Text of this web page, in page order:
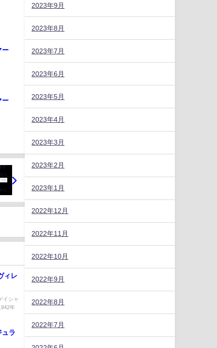
ー
ー
ィレ
イシャ
年
ュラ
2023年9月
2023年8月
2023年7月
2023年6月
2023年5月
2023年4月
2023年3月
2023年2月
2023年1月
2022年12月
2022年11月
2022年10月
2022年9月
2022年8月
2022年7月